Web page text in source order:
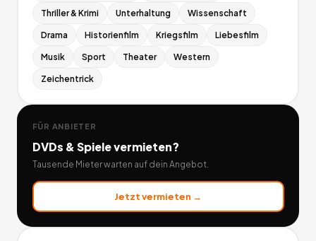
Thriller & Krimi Unterhaltung Wissenschaft
Drama Historienfilm Kriegsfilm Liebesfilm
Musik Sport Theater Western
Zeichentrick
FÜR ANBIETER
DVDs & Spielevermieten?
Tausende Mieter warten auf dein Angebot.
Jetzt vermieten →